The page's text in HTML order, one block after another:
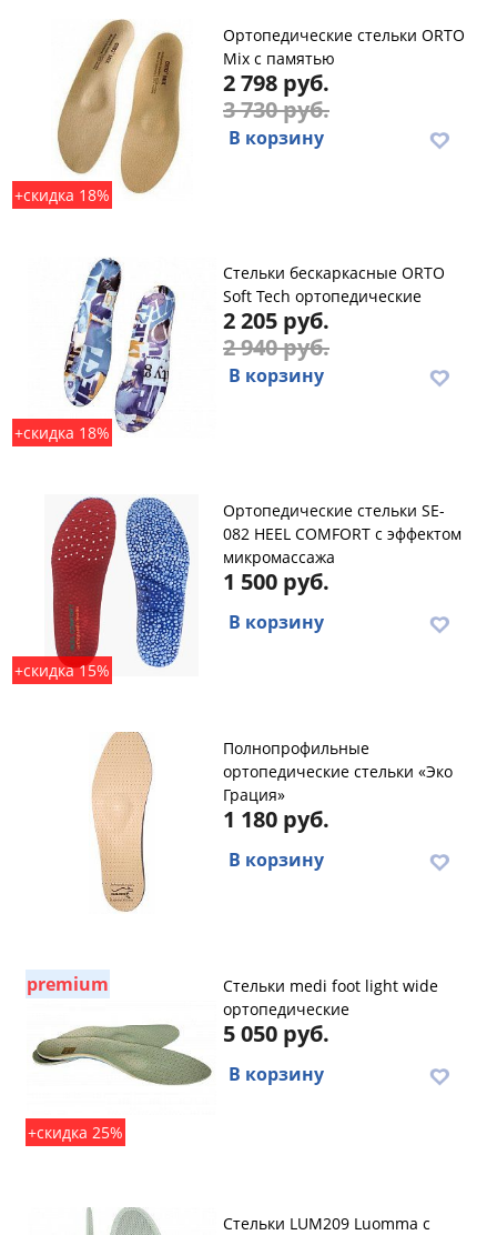
+скидка 18%
Ортопедические стельки ORTO
Mix с памятью
2 798 руб.
3 730 руб.
В корзину
+скидка 18%
Стельки бескаркасные ORTO
Soft Tech ортопедические
2 205 руб.
2 940 руб.
В корзину
+скидка 15%
Ортопедические стельки SE-
082 HEEL COMFORT с эффектом
микромассажа
1 500 руб.
В корзину
Полнопрофильные
ортопедические стельки «Эко
Грация»
1 180 руб.
В корзину
premium
+скидка 25%
Стельки medi foot light wide
ортопедические
5 050 руб.
В корзину
Стельки LUM209 Luomma с